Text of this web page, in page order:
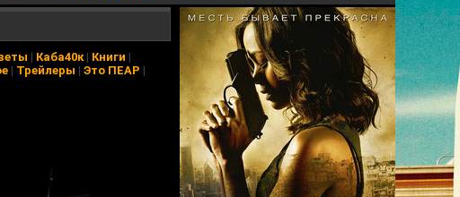
| Каба40к| Книги |
| Трейлеры | Это ПЕАР |